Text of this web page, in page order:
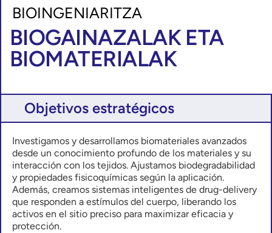
BIOINGENIARITZA
BIOGAINAZALAK ETA
BIOMATERIALAK
Objetivos estratégicos
Investigamos y desarrollamos biomateriales avanzados
desde un conocimiento profundo de los materiales y su
interacción con los tejidos. Ajustamos biodegradabilidad
y propiedades fisicoquímicas según la aplicación.
Además, creamos sistemas inteligentes de drug-delivery
que responden a estímulos del cuerpo, liberando los
activos en el sitio preciso para maximizar eficacia y
protección.